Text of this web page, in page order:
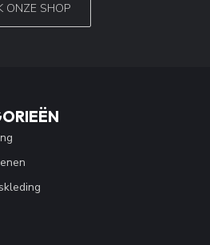
ONZE SHOP